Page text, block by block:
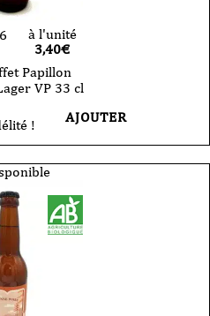
à l'unité
3,40€
Papillon
VP 33 cl
! AJOUTER